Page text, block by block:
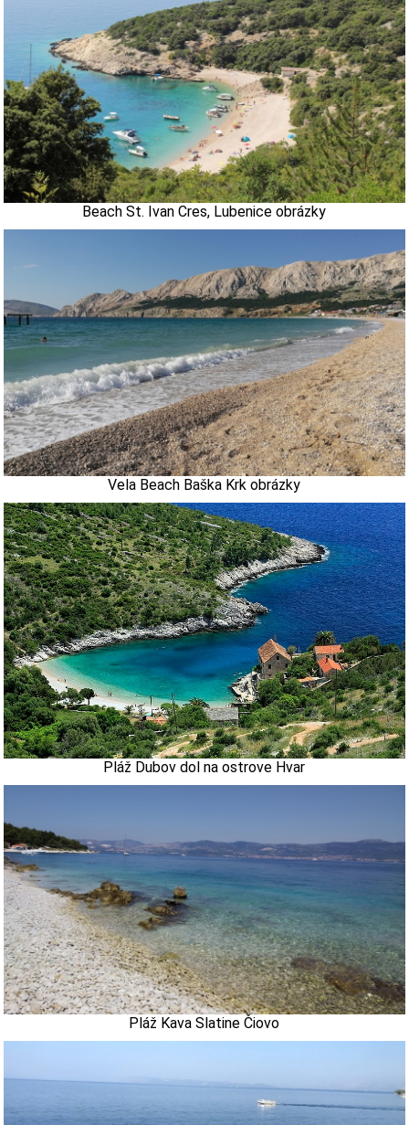
Beach St. Ivan Cres, Lubenice obrázky
Vela Beach Baška Krk obrázky
Pláž Dubov dol na ostrove Hvar
Pláž Kava Slatine Čiovo